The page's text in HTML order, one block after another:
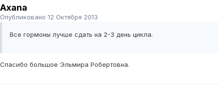
Axana
Опубликовано 12 Октября 2013
Все гормоны лучше сдать на 2-3 день цикла.
Спасибо большое Эльмира Робертовна.